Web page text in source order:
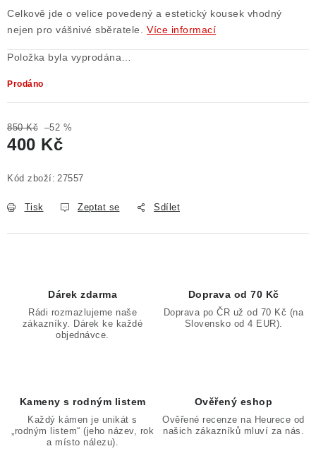
Celkově jde o velice povedený a estetický kousek vhodný
nejen pro vášnivé sběratele.
Více informací
Položka byla vyprodána…
Prodáno
850 Kč –52 %
400 Kč
Kód zboží: 27557
Tisk Zeptat se Sdílet
Dárek zdarma
Rádi rozmazlujeme naše
zákazníky. Dárek ke každé
objednávce.
Doprava od 70 Kč
Doprava po ČR už od 70 Kč (na
Slovensko od 4 EUR).
Kameny s rodným listem
Každý kámen je unikát s
„rodným listem“ (jeho název, rok
a místo nálezu).
Ověřený eshop
Ověřené recenze na Heurece od
našich zákazníků mluví za nás.